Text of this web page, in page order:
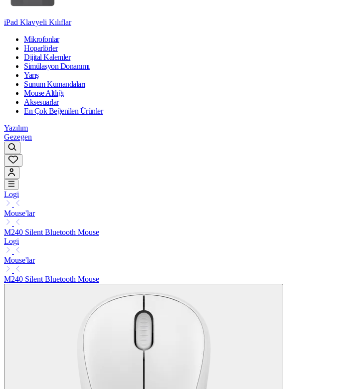
iPad Klavyeli Kılıflar
Mikrofonlar
Hoparlörler
Dijital Kalemler
Simülasyon Donanımı
Yarış
Sunum Kumandaları
Mouse Altlığı
Aksesuarlar
En Çok Beğenilen Ürünler
Yazılım
Gezegen
Logi
Mouse'lar
M240 Silent Bluetooth Mouse
Logi
Mouse'lar
M240 Silent Bluetooth Mouse